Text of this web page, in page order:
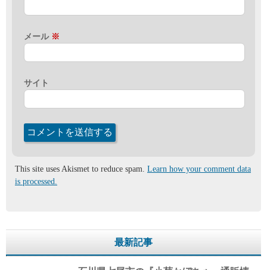
メール ※
サイト
This site uses Akismet to reduce spam. Learn how your comment data
is processed.
最新記事